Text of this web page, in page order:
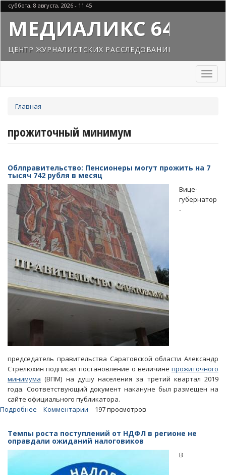
Перейти
к
основному
содержанию
суббота, 8 августа, 2026 - 11:45
МЕДИАЛИКС 64
ЦЕНТР ЖУРНАЛИСТСКИХ РАССЛЕДОВАНИЙ
Toggle
здесь
Главная
прожиточный минимум
Облправительство: Пенсионеры могут прожить на 7
тысяч 742 рубля в месяц
Вице-
губернатор
-
председатель правительства Саратовской области Александр
Стрелюхин подписал постановление о величине прожиточного
минимума (ВПМ) на душу населения за третий квартал 2019
года. Соответствующий документ накануне был размещен на
сайте официального публикатора.
Подробнее
могут
прожить
Комментарии 197 просмотров
Темпы роста поступлений от НДФЛ в регионе не
оправдали ожиданий налоговиков
В